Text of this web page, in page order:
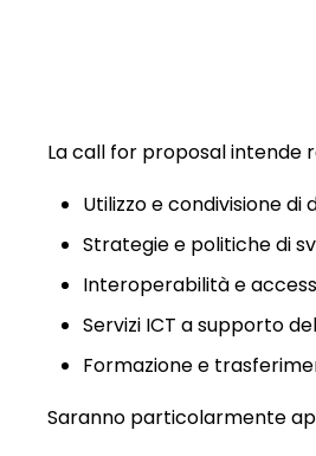
La call for proposal intende
Utilizzo e condivisione
Strategie e politiche di
Interoperabilità e
Servizi ICT a supporto
Formazione e
Saranno particolarmente